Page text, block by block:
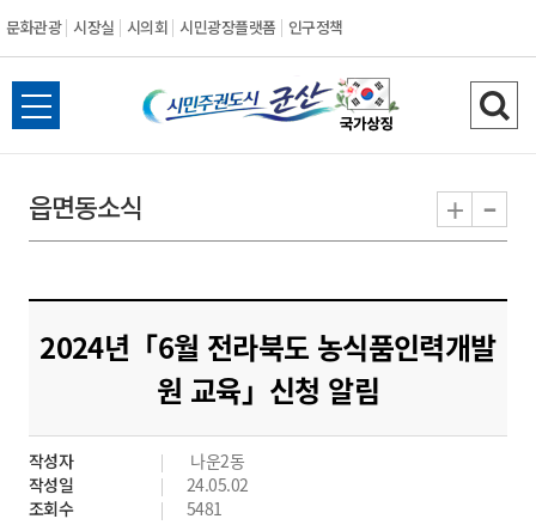
문화관광 시장실 시의회 시민광장플랫폼 인구정책
시
민
도
시
군
산
전
체
뉴
열
검
색
기
읍면동소식 + -
2024년「6월 전라북도 농식품인력개발
원 교육」신청 알림
작성자
나운2동
작성일
24.05.02
조회수
5481